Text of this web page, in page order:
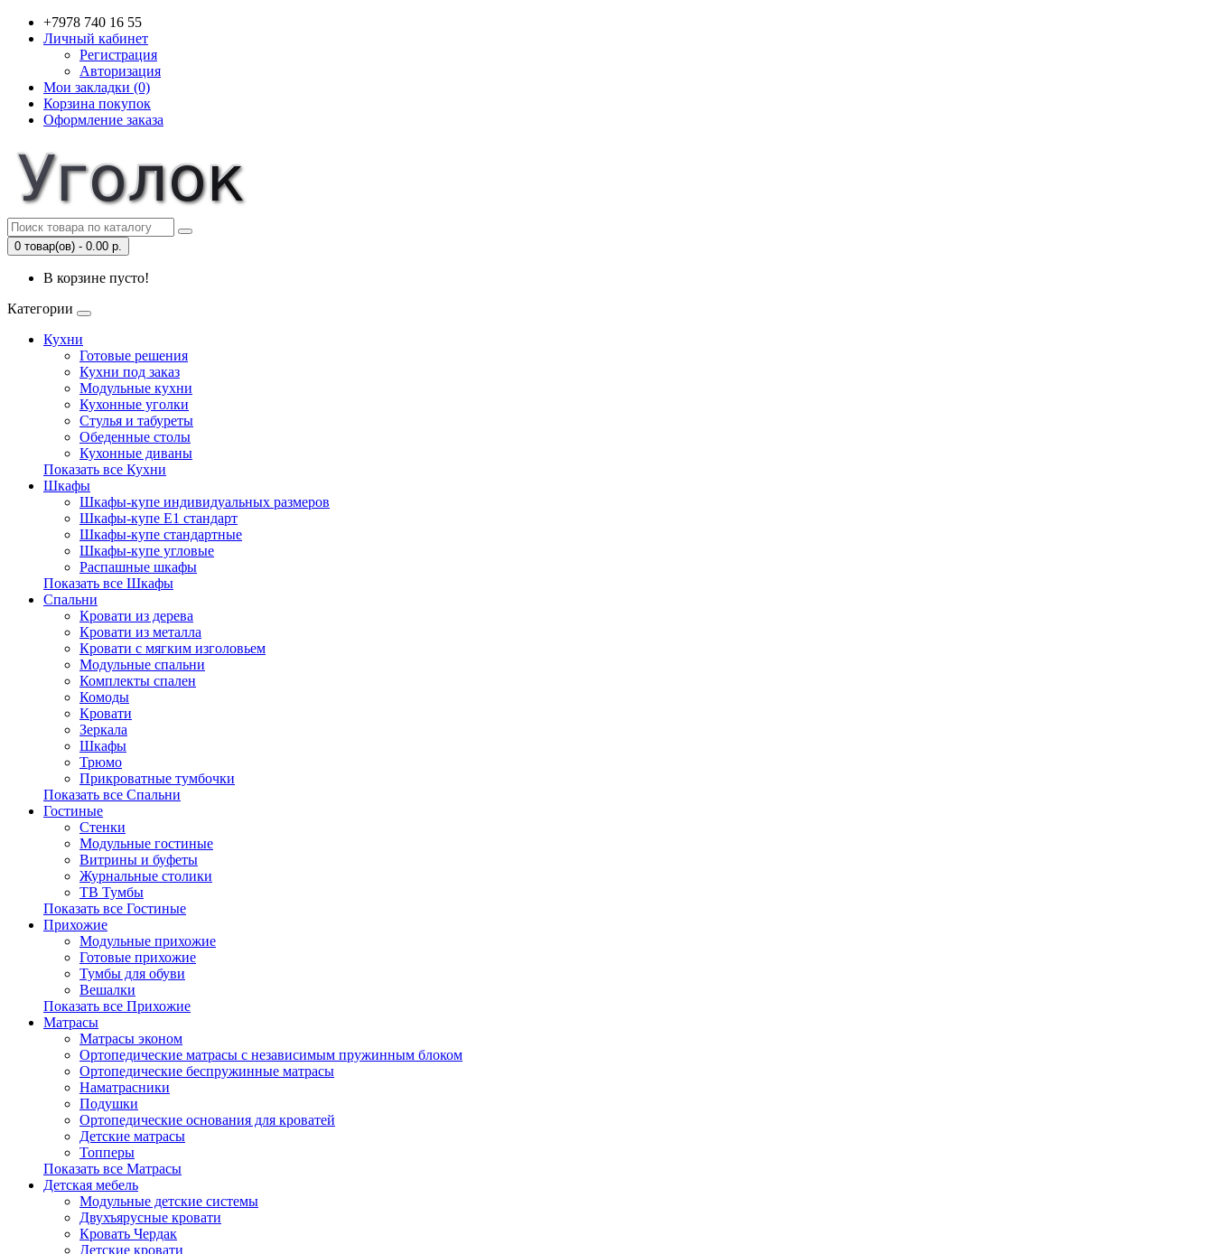
+7978 740 16 55
Личный кабинет
Регистрация
Авторизация
Мои закладки (0)
Корзина покупок
Оформление заказа
0 товар(ов) - 0.00 р.
В корзине пусто!
Категории
Кухни
Готовые решения
Кухни под заказ
Модульные кухни
Кухонные уголки
Стулья и табуреты
Обеденные столы
Кухонные диваны
Показать все Кухни
Шкафы
Шкафы-купе индивидуальных размеров
Шкафы-купе Е1 стандарт
Шкафы-купе стандартные
Шкафы-купе угловые
Распашные шкафы
Показать все Шкафы
Спальни
Кровати из дерева
Кровати из металла
Кровати с мягким изголовьем
Модульные спальни
Комплекты спален
Комоды
Кровати
Зеркала
Шкафы
Трюмо
Прикроватные тумбочки
Показать все Спальни
Гостиные
Стенки
Модульные гостиные
Витрины и буфеты
Журнальные столики
ТВ Тумбы
Показать все Гостиные
Прихожие
Модульные прихожие
Готовые прихожие
Тумбы для обуви
Вешалки
Показать все Прихожие
Матрасы
Матрасы эконом
Ортопедические матрасы с независимым пружинным блоком
Ортопедические беспружинные матрасы
Наматрасники
Подушки
Ортопедические основания для кроватей
Детские матрасы
Топперы
Показать все Матрасы
Детская мебель
Модульные детские системы
Двухъярусные кровати
Кровать Чердак
Детские кровати